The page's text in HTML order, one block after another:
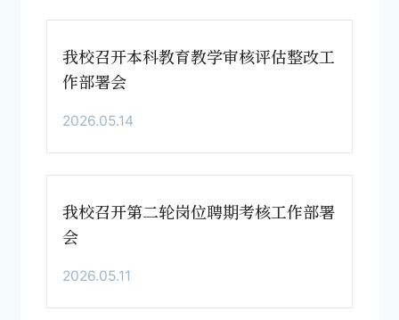
我校召开本科教育教学审核评估整改工
作部署会
2026.05.14
我校召开第二轮岗位聘期考核工作部署
会
2026.05.11